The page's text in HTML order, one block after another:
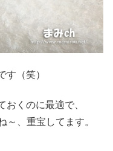
す（笑）
おくのに最適で、
～、重宝してます。